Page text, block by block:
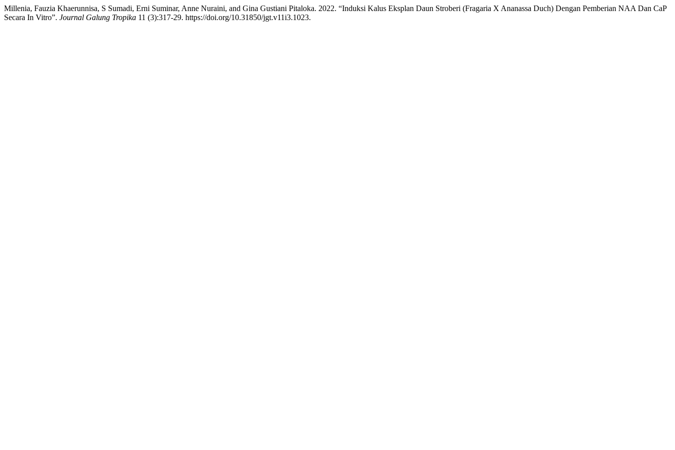
Millenia, Fauzia Khaerunnisa, S Sumadi, Erni Suminar, Anne Nuraini, and Gina Gustiani Pitaloka. 2022. “Induksi Kalus Eksplan Daun Stroberi (Fragaria X Ananassa Duch) Dengan Pemberian NAA Dan CaP
Secara In Vitro”. Journal Galung Tropika 11 (3):317-29. https://doi.org/10.31850/jgt.v11i3.1023.